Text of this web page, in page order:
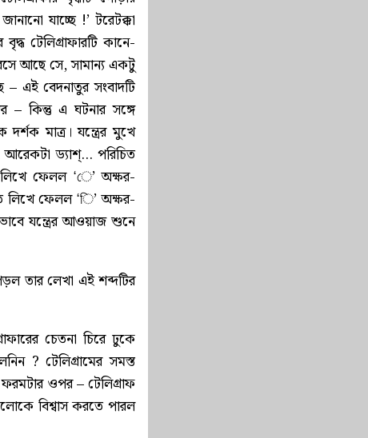
যাচ্ছে !’ টরেটক্কা
টেলিগ্রাফারটি কানে-
আছে সে, সামান্য একটু
এই বেদনাতুর সংবাদটি
– কিন্তু এ ঘটনার সঙ্গে
মাত্র। যন্ত্রের মুখে
আরেকটা ড্যাশ্… পরিচিত
লিখে ফেলল ‘ে’ অক্ষর-
লিখে ফেলল ‘ি’ অক্ষর-
যন্ত্রের আওয়াজ শুনে
তার লেখা এই শব্দটির
চেতনা চিরে ঢুকে
? টেলিগ্রামের সমস্ত
ওপর – টেলিগ্রাফ
বিশ্বাস করতে পারল